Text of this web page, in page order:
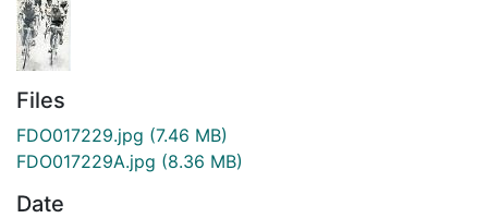
Files
FDO017229.jpg (7.46 MB)
FDO017229A.jpg (8.36 MB)
Date